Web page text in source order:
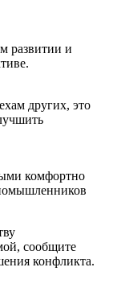
развитии и
других, это
комфортно
сообщите
конфликта.